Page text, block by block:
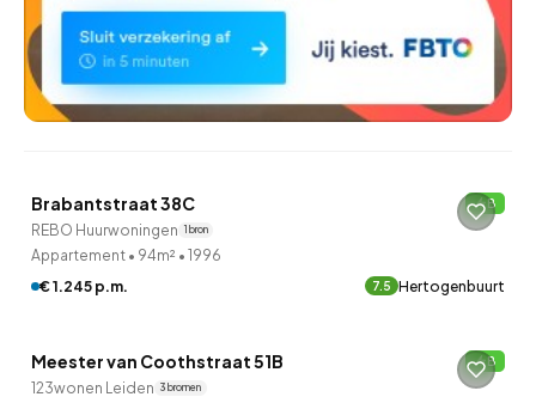
Onder optie
Brabantstraat 38C B
REBO Huurwoningen 1 bron
Appartement • 94m² • 1996
€ 1.245 p.m.
7.5 Hertogenbuurt
QUICKLANE™
Meester van Coothstraat 51B B
123wonen Leiden 3 bronnen